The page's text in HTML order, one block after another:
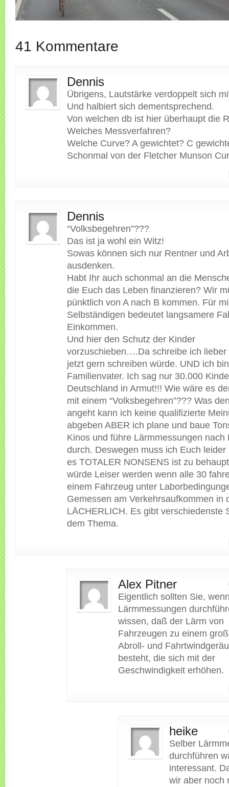
41 Kommentare
Dennis
Übrigens, Lautstärke verdoppelt sich
Und halbiert sich dementsprechend.
Von welchen db ist hier überhaupt die
Welches Messverfahren?
Welche Curve? A gewichtet? C
Schonmal von der Fletcher Munson
Dennis
“Volksbegehren”???
Das ist ja wohl ein Witz!
Sowas können sich nur Rentner und
ausdenken.
Habt Ihr auch schonmal an die
die Euch das Leben finanzieren? Wir
pünktlich von A nach B kommen. Für
Selbständigen bedeutet langsamere
Einkommen.
Und hier den Schutz der Kinder
vorzuschieben….Da schreibe ich lieber
jetzt gern schreiben würde. UND ich bin
Familienvater. Ich sag nur 30.000
Deutschland in Armut!!! Wie wäre es
mit einem “Volksbegehren”??? Was
angeht kann ich keine qualifizierte
abgeben ABER ich plane und baue
Kinos und führe Lärmmessungen nach
durch. Deswegen muss ich Euch leider
es TOTALER NONSENS ist zu
würde Leiser werden wenn alle 30
einem Fahrzeug unter
Gemessen am Verkehrsaufkommen in
LÄCHERLICH. Es gibt verschiedenste
dem Thema.
Alex Pitner
Eigentlich sollten Sie,
Lärmmessungen
wissen, daß der Lärm von
Fahrzeugen zu einem
Abroll- und
besteht, die sich mit der
Geschwindigkeit erhöhen.
heike
Selber
durchführen
interessant.
wir aber noch